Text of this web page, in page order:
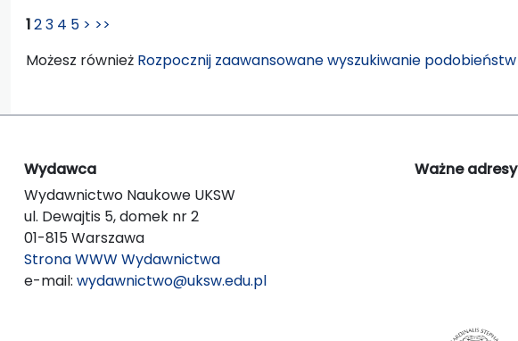
123 4 5 > >>
Możesz również Rozpocznij zaawansowane wyszukiwanie podobieństw
Wydawca
Wydawnictwo Naukowe UKSW
ul. Dewajtis 5, domek nr 2
01-815 Warszawa
Strona WWW Wydawnictwa
e-mail: wydawnictwo@uksw.edu.pl
Ważne adresy